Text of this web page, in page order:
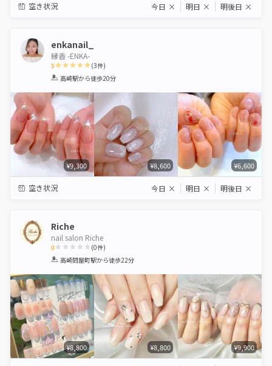
空き状況 今日 × 明日 × 明後日 ×
enkanail_
縁香 -ENKA-
5
1 2 3 4 5
(3件)
高崎駅から徒歩20分
¥9,300 ¥8,600 ¥6,600
空き状況 今日 × 明日 × 明後日 ×
Riche
nail salon Riche
0
1 2 3 4 5
(0件)
高崎問屋町駅から徒歩22分
¥8,800 ¥8,800 ¥9,900